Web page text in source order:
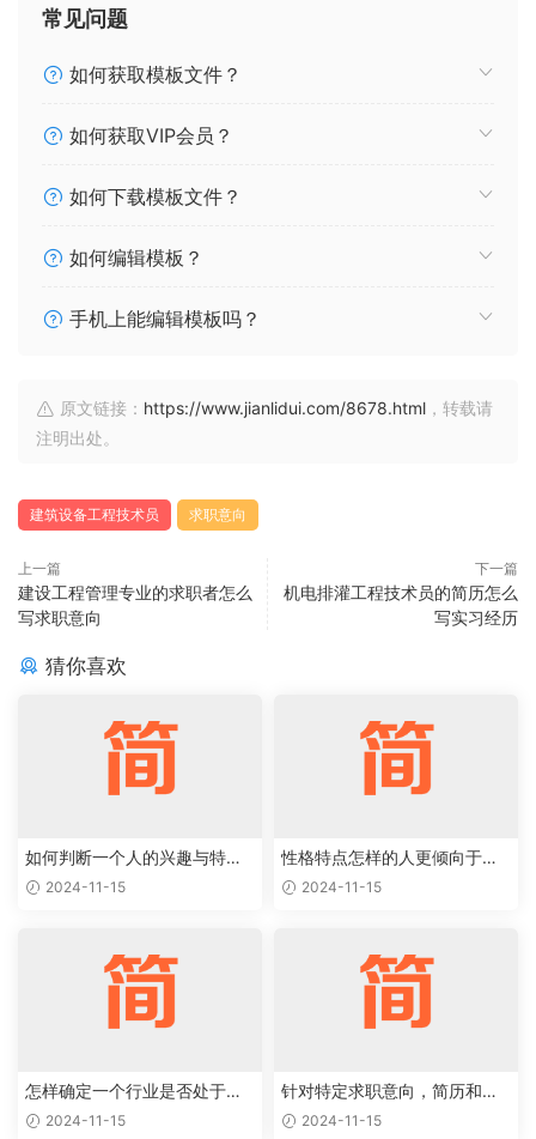
常见问题
如何获取模板文件？
如何获取VIP会员？
如何下载模板文件？
如何编辑模板？
手机上能编辑模板吗？
原文链接： https://www.jianlidui.com/8678.html ，转载请
注明出处。
建筑设备工程技术员 求职意向
上一篇
建设工程管理专业的求职者怎么
写求职意向
下一篇
机电排灌工程技术员的简历怎么
写实习经历
猜你喜欢
如何判断一个人的兴趣与特定
职业能够完美结合
2024-11-15
性格特点怎样的人更倾向于特
定类型的工作岗位
2024-11-15
怎样确定一个行业是否处于上
升阶段，值得作为求职目标
2024-11-15
针对特定求职意向，简历和求
职信应该如何优化
2024-11-15